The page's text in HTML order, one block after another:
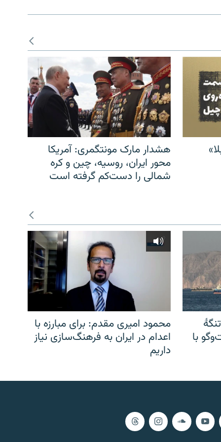
هشدار مارک مونتگمری: آمریکا
محور ایران، روسیه، چین و کره
شمالی را دست‌کم گرفته است
با
محمود امیری مقدم: برای مبارزه با
اعدام در ایران به فرهنگ‌سازی نیاز
داریم